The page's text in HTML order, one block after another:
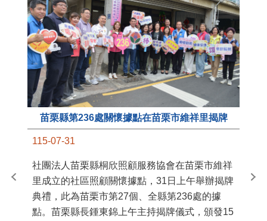
苗栗縣第236處關懷據點在苗栗市維祥里揭牌
115-07-31
社團法人苗栗縣桐欣照顧服務協會在苗栗市維祥
里成立的社區照顧關懷據點，31日上午舉辦揭牌
典禮，此為苗栗市第27個、全縣第236處的據
點。苗栗縣長鍾東錦上午主持揭牌儀式，頒發15
苗